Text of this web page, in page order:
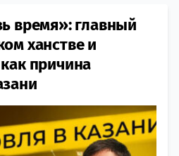
время»: главный
ханстве и
причина